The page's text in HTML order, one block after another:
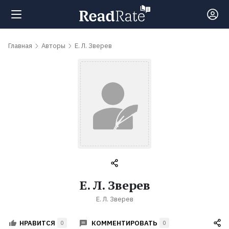
Поиск
Главная Авторы Е. Л. Зверев
Е. Л. Зверев
Е. Л. Зверев
НРАВИТСЯ 0 КОММЕНТИРОВАТЬ 0